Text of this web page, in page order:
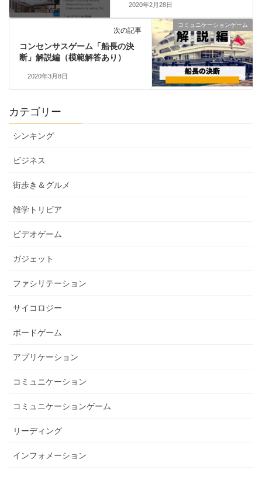
2020年2月28日
コミュニケーションゲーム
次の記事
コンセンサスゲーム「船長の決
断」解説編（模範解答あり）
2020年3月8日
カテゴリー
シンキング
ビジネス
街歩き＆グルメ
雑学トリビア
ビデオゲーム
ガジェット
ファシリテーション
サイコロジー
ボードゲーム
アプリケーション
コミュニケーション
コミュニケーションゲーム
リーディング
インフォメーション